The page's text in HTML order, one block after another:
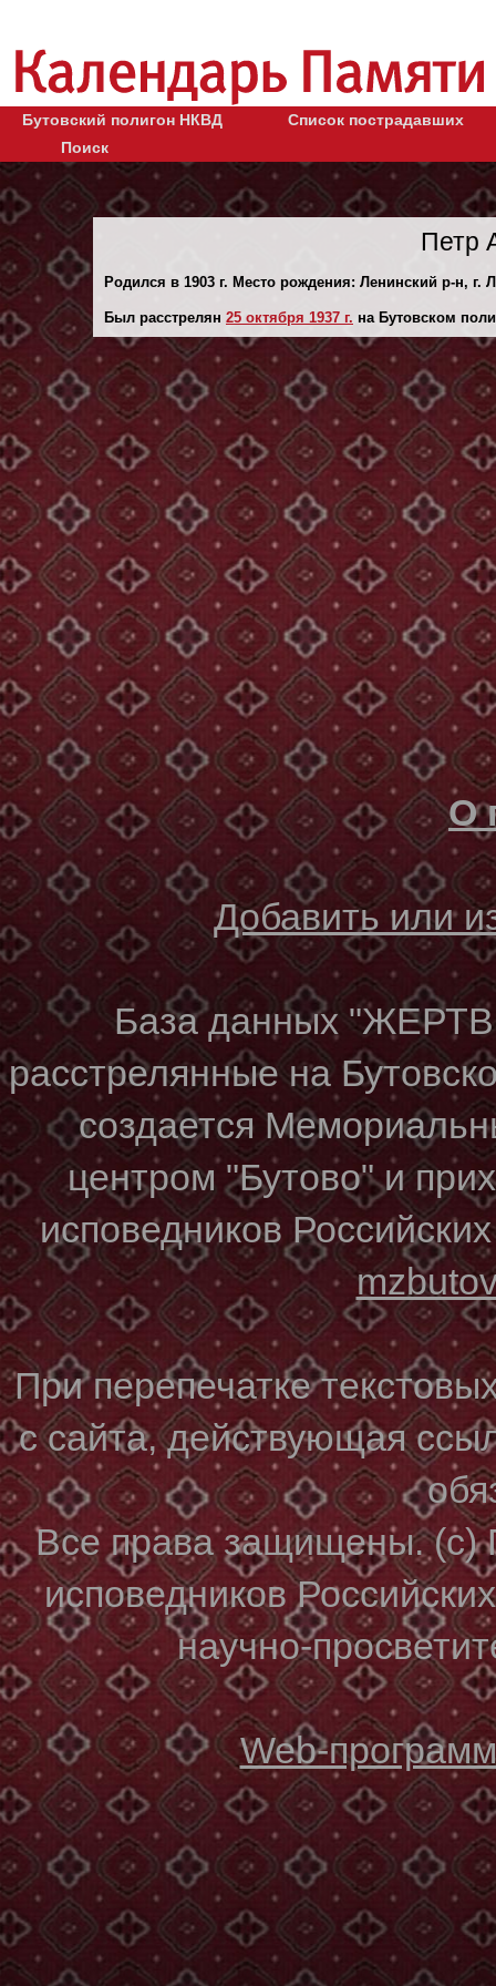
Бутовский полигон НКВД
Список пострадавших
Поиск
Петр
Родился в 1903 г. Место рождения: Ленинский р-н,
Был расстрелян 25 октября 1937 г. на Бутовском
О
Добавить или
База данных
расстрелянные на
создается
центром "Бутово" и
исповедников
При перепечатке
с сайта, действующая
Все права защищены. (с)
исповедников
научно-
Web-